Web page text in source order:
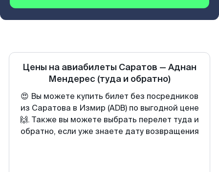
Цены на авиабилеты Саратов — Аднан
Мендерес (туда и обратно)
😍 Вы можете купить билет без посредников
из Саратова в Измир (ADB) по выгодной цене
🙌. Также вы можете выбрать перелет туда и
обратно, если уже знаете дату возвращения